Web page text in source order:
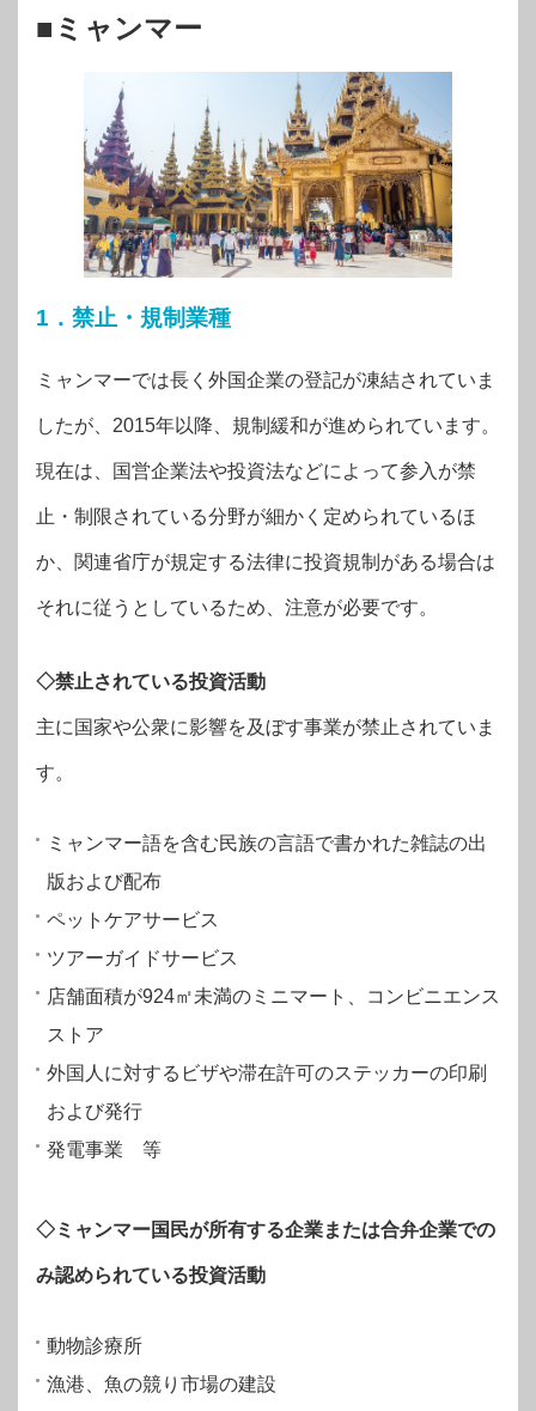
■ミャンマー
1．禁止・規制業種
ミャンマーでは長く外国企業の登記が凍結されていま
したが、2015年以降、規制緩和が進められています。
現在は、国営企業法や投資法などによって参入が禁
止・制限されている分野が細かく定められているほ
か、関連省庁が規定する法律に投資規制がある場合は
それに従うとしているため、注意が必要です。
◇禁止されている投資活動
主に国家や公衆に影響を及ぼす事業が禁止されていま
す。
ミャンマー語を含む民族の言語で書かれた雑誌の出
版および配布
ペットケアサービス
ツアーガイドサービス
店舗面積が924㎡未満のミニマート、コンビニエンス
ストア
外国人に対するビザや滞在許可のステッカーの印刷
および発行
発電事業 等
◇ミャンマー国民が所有する企業または合弁企業での
み認められている投資活動
動物診療所
漁港、魚の競り市場の建設